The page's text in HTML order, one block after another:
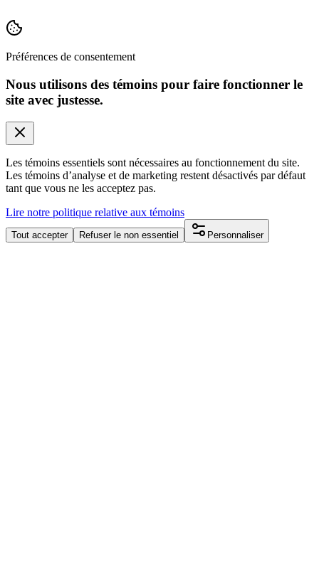
Préférences de consentement
Nous utilisons des témoins pour faire fonctionner le
site avec justesse.
Les témoins essentiels sont nécessaires au fonctionnement du site.
Les témoins d’analyse et de marketing restent désactivés par défaut
tant que vous ne les acceptez pas.
Lire notre politique relative aux témoins
Tout accepter Refuser le non essentiel Personnaliser